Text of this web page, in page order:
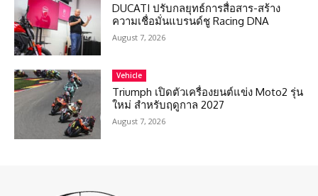
DUCATI ปรับกลยุทธ์การสื่อสาร-สร้าง
ความเชื่อมั่นแบรนด์ชู Racing DNA
August 7, 2026
Vehicle
Triumph เปิดตัวเครื่องยนต์แข่ง Moto2 รุ่น
ใหม่ สำหรับฤดูกาล 2027
August 7, 2026